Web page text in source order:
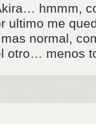
hmmm,
ultimo me
normal,
otro… menos